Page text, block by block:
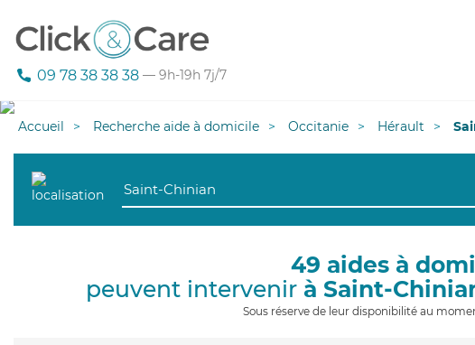
09 78 38 38 38 — 9h-19h 7j/7
Accueil Recherche aide à domicile Occitanie Hérault
49 aides à
peuvent intervenir à Saint-
Sous réserve de leur disponibilité au